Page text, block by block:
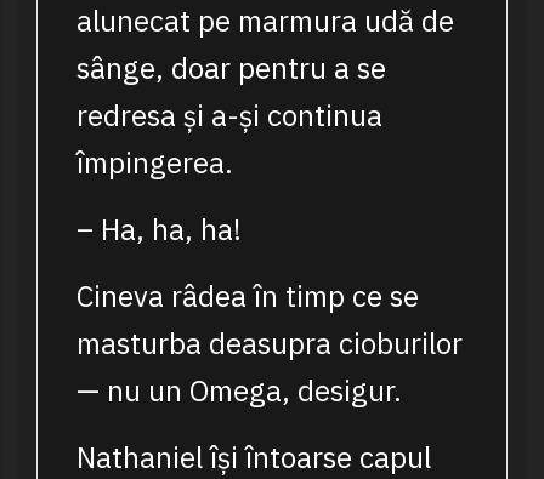
alunecat pe marmura udă de
sânge, doar pentru a se
redresa și a-și continua
împingerea.
– Ha, ha, ha!
Cineva râdea în timp ce se
masturba deasupra cioburilor
— nu un Omega, desigur.
Nathaniel își întoarse capul